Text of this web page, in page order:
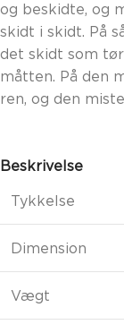
og beskidte, og
skidt i skidt. På
det skidt som
måtten. På den
ren, og den
Beskrivelse
Tykkelse
Dimension
Vægt